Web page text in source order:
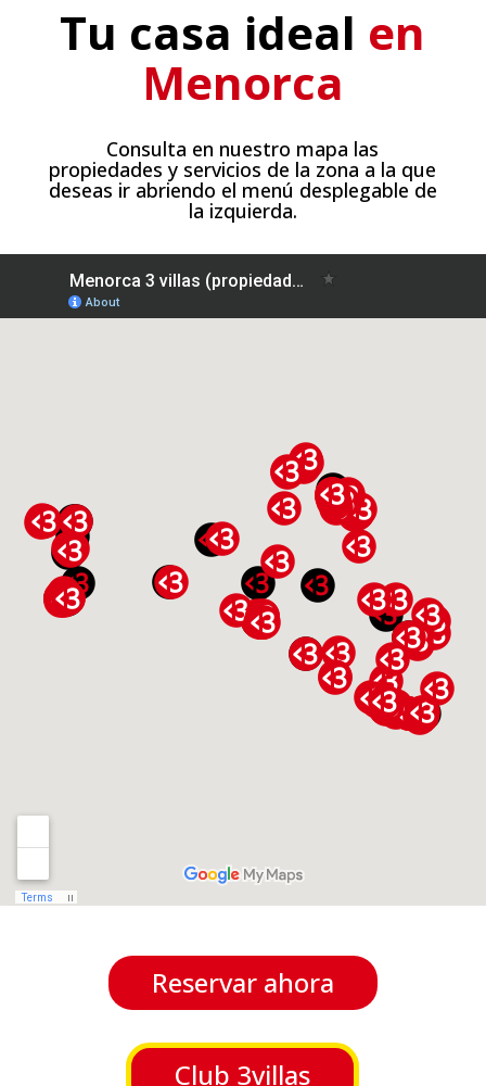
Tu casa ideal en
Menorca
Consulta en nuestro mapa las
propiedades y servicios de la zona a la que
deseas ir abriendo el menú desplegable de
la izquierda.
Reservar ahora
Club 3villas